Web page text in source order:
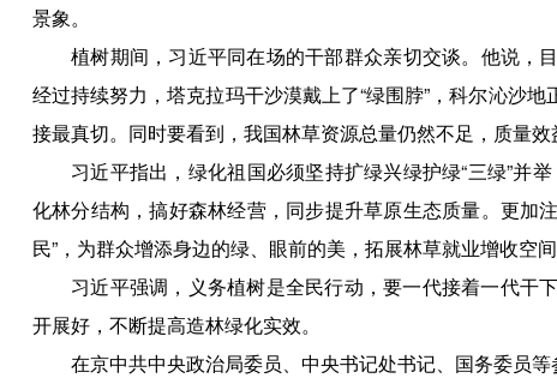
景象。
植树期间，习近平同在场的干部群众亲切交谈。他说，目
经过持续努力，塔克拉玛干沙漠戴上了“绿围脖”，科尔沁沙
接最真切。同时要看到，我国林草资源总量仍然不足，质量
习近平指出，绿化祖国必须坚持扩绿兴绿护绿“三绿”并举
化林分结构，搞好森林经营，同步提升草原生态质量。更加
民”，为群众增添身边的绿、眼前的美，拓展林草就业增收空间
习近平强调，义务植树是全民行动，要一代接着一代干
开展好，不断提高造林绿化实效。
在京中共中央政治局委员、中央书记处书记、国务委员等